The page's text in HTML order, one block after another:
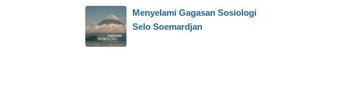
Menyelami Gagasan Sosiologi
Selo Soemardjan